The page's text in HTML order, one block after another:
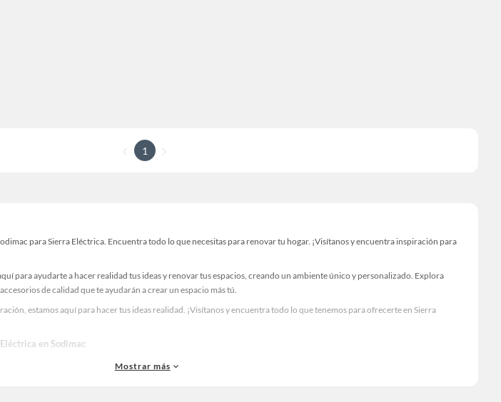
1
para Sierra Eléctrica. Encuentra todo lo que necesitas para renovar tu hogar. ¡Visítanos y encuentra inspiración para
para ayudarte a hacer realidad tus ideas y renovar tus espacios, creando un ambiente único y personalizado. Explora
de calidad que te ayudarán a crear un espacio más tú.
estamos aquí para hacer tus ideas realidad. ¡Visítanos y encuentra todo lo que tenemos para ofrecerte en Sierra
en Sodimac
para tus proyectos y renovación de espacios. ¡Visítanos y descubre todo lo que tenemos para ofrecerte!
Mostrar más